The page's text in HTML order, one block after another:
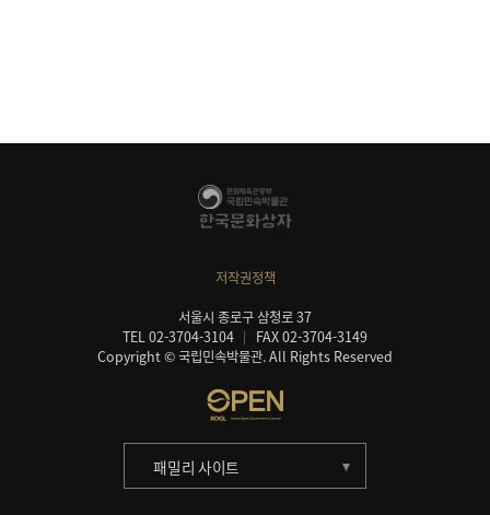
저작권정책
서울시 종로구 삼청로 37
TEL 02-3704-3104
FAX 02-3704-3149
Copyright © 국립민속박물관. All Rights Reserved
패밀리 사이트